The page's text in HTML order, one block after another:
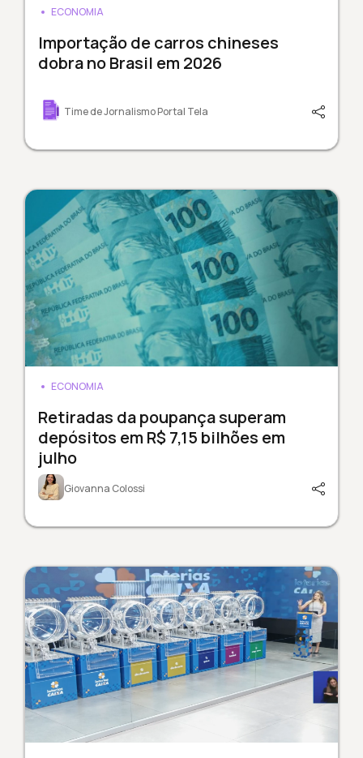
ECONOMIA
Importação de carros chineses
dobra no Brasil em 2026
Time de Jornalismo Portal Tela
ECONOMIA
Retiradas da poupança superam
depósitos em R$ 7,15 bilhões em
julho
Giovanna Colossi